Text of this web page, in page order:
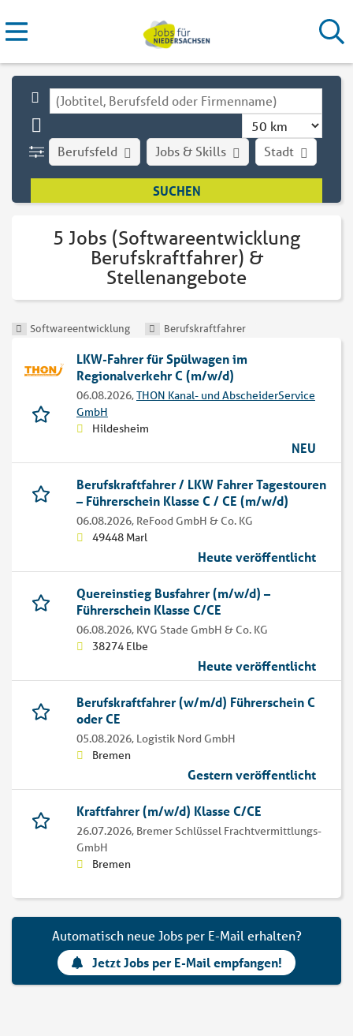
Stadt
Berufsfeld Jobs & Skills
5 Jobs (Softwareentwicklung
Berufskraftfahrer) &
Stellenangebote
Softwareentwicklung Berufskraftfahrer
LKW-Fahrer für Spülwagen im
Regionalverkehr C (m/w/d)
06.08.2026,THON Kanal- und AbscheiderService
GmbH
Hildesheim
NEU
Berufskraftfahrer / LKW Fahrer Tagestouren
– Führerschein Klasse C / CE (m/w/d)
06.08.2026, ReFood GmbH & Co. KG
49448 Marl
Heute veröffentlicht
Quereinstieg Busfahrer (m/w/d) –
Führerschein Klasse C/CE
06.08.2026, KVG Stade GmbH & Co. KG
38274 Elbe
Heute veröffentlicht
Berufskraftfahrer (w/m/d) Führerschein C
oder CE
05.08.2026, Logistik Nord GmbH
Bremen
Gestern veröffentlicht
Kraftfahrer (m/w/d) Klasse C/CE
26.07.2026, Bremer Schlüssel Frachtvermittlungs-
GmbH
Bremen
Automatisch neue Jobs per E-Mail erhalten?
Jetzt Jobs per E-Mail empfangen!